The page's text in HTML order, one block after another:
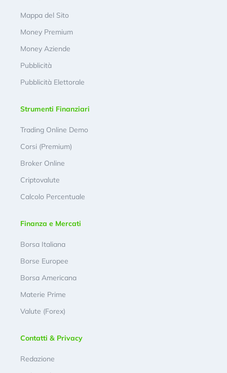
Mappa del Sito
Money Premium
Money Aziende
Pubblicità
Pubblicità Elettorale
Strumenti Finanziari
Trading Online Demo
Corsi (Premium)
Broker Online
Criptovalute
Calcolo Percentuale
Finanza e Mercati
Borsa Italiana
Borse Europee
Borsa Americana
Materie Prime
Valute (Forex)
Contatti & Privacy
Redazione